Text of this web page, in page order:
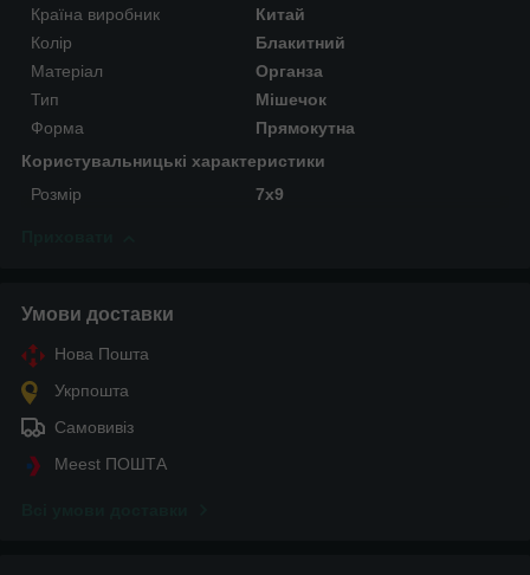
Країна виробник
Китай
Колір
Блакитний
Матеріал
Органза
Тип
Мішечок
Форма
Прямокутна
Користувальницькі характеристики
Розмір
7х9
Умови доставки
Нова Пошта
Укрпошта
Самовивіз
Meest ПОШТА